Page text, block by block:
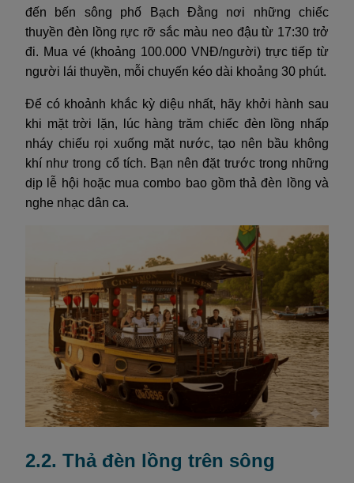
đến bến sông phố Bạch Đằng nơi những chiếc
thuyền đèn lồng rực rỡ sắc màu neo đậu từ 17:30 trở
đi. Mua vé (khoảng 100.000 VNĐ/người) trực tiếp từ
người lái thuyền, mỗi chuyến kéo dài khoảng 30 phút.
Để có khoảnh khắc kỳ diệu nhất, hãy khởi hành sau
khi mặt trời lặn, lúc hàng trăm chiếc đèn lồng nhấp
nháy chiếu rọi xuống mặt nước, tạo nên bầu không
khí như trong cổ tích. Bạn nên đặt trước trong những
dịp lễ hội hoặc mua combo bao gồm thả đèn lồng và
nghe nhạc dân ca.
2.2. Thả đèn lồng trên sông